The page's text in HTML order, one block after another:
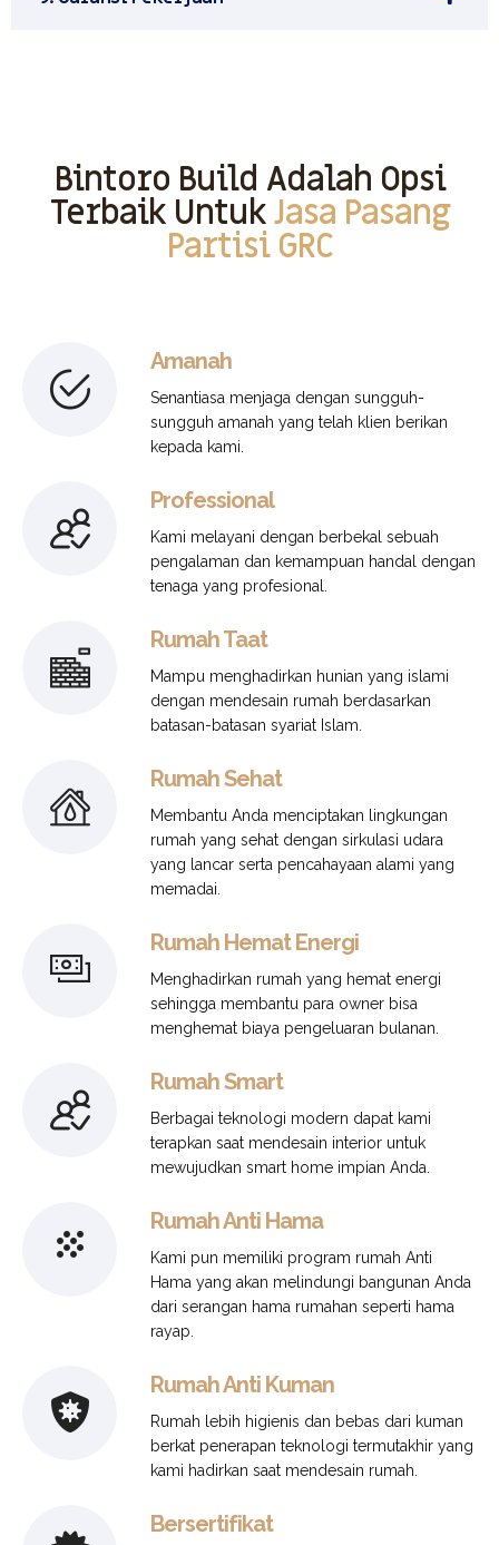
Bintoro Build Adalah Opsi
Terbaik UntukJasa Pasang
Partisi GRC
Amanah
Senantiasa menjaga dengan sungguh-
sungguh amanah yang telah klien berikan
kepada kami.
Professional
Kami melayani dengan berbekal sebuah
pengalaman dan kemampuan handal dengan
tenaga yang profesional.
Rumah Taat
Mampu menghadirkan hunian yang islami
dengan mendesain rumah berdasarkan
batasan-batasan syariat Islam.
Rumah Sehat
Membantu Anda menciptakan lingkungan
rumah yang sehat dengan sirkulasi udara
yang lancar serta pencahayaan alami yang
memadai.
Rumah Hemat Energi
Menghadirkan rumah yang hemat energi
sehingga membantu para owner bisa
menghemat biaya pengeluaran bulanan.
Rumah Smart
Berbagai teknologi modern dapat kami
terapkan saat mendesain interior untuk
mewujudkan smart home impian Anda.
Rumah Anti Hama
Kami pun memiliki program rumah Anti
Hama yang akan melindungi bangunan Anda
dari serangan hama rumahan seperti hama
rayap.
Rumah Anti Kuman
Rumah lebih higienis dan bebas dari kuman
berkat penerapan teknologi termutakhir yang
kami hadirkan saat mendesain rumah.
Bersertifikat